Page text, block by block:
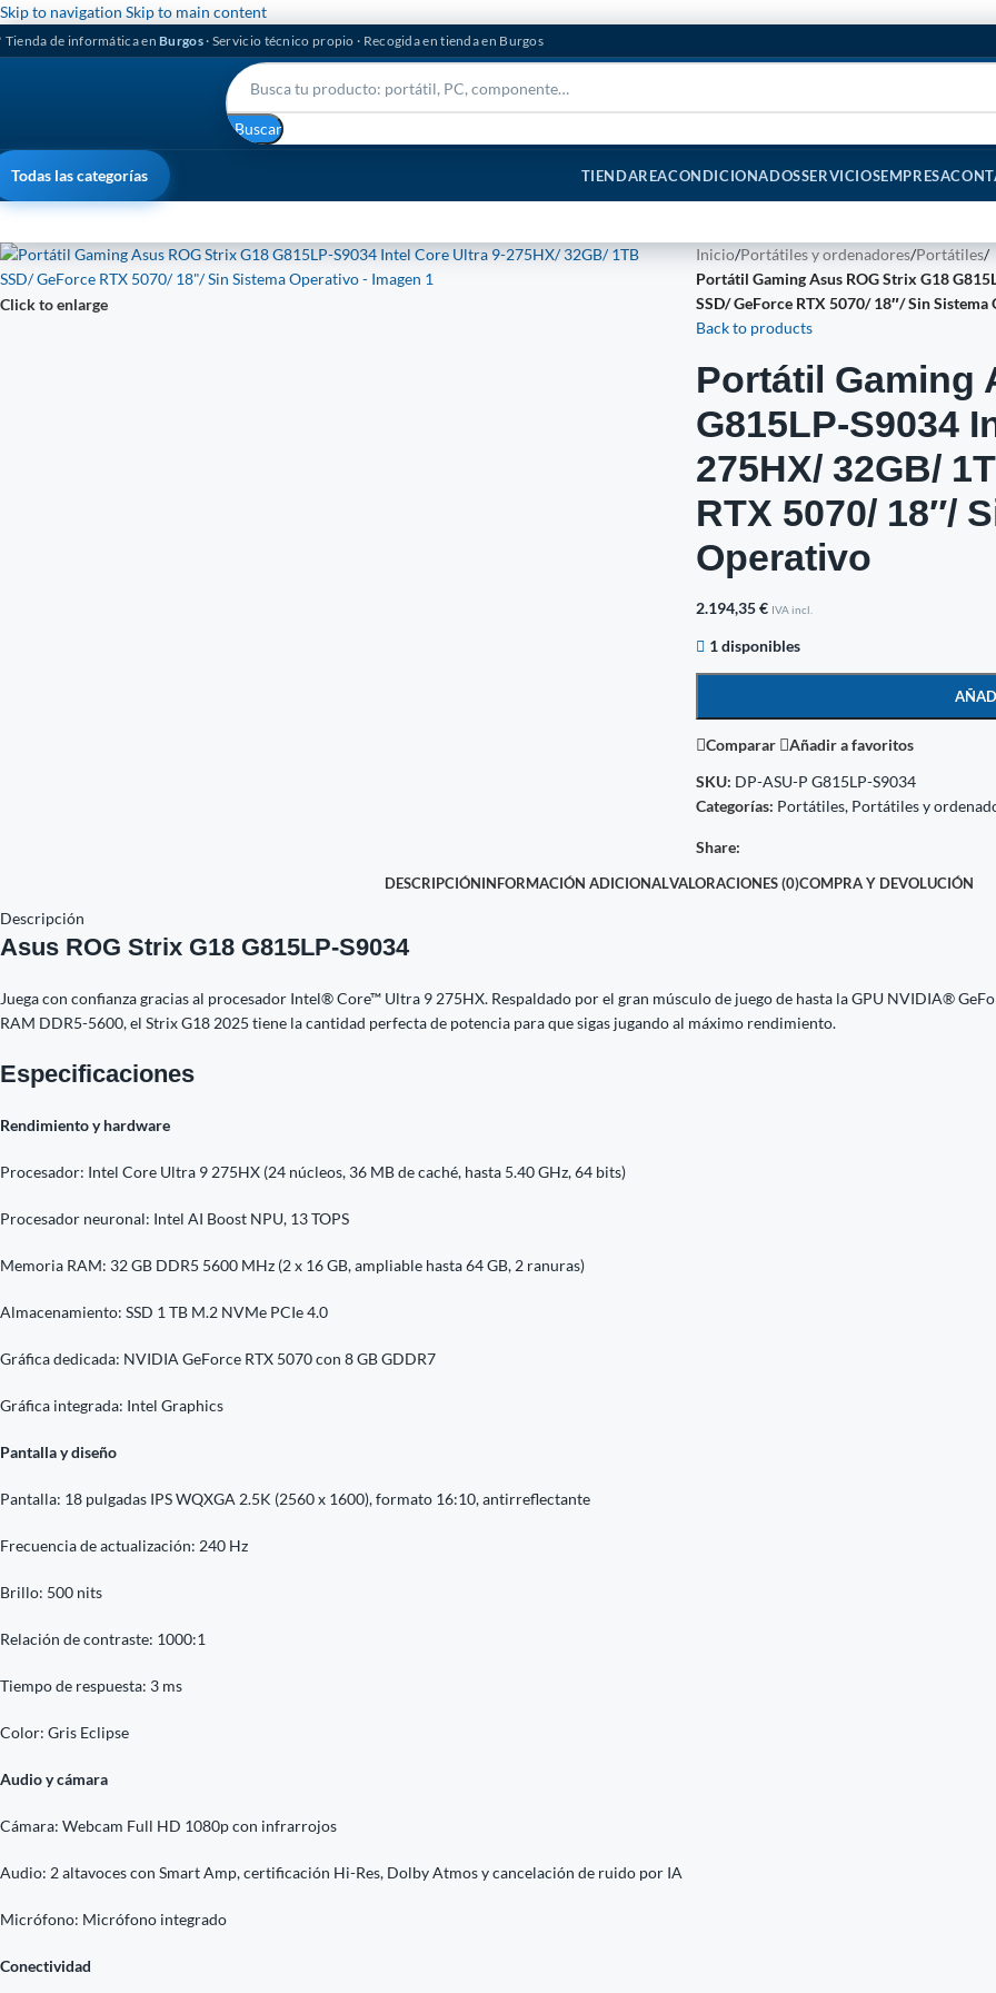
Skip to navigation Skip to main content
Tienda de informática en Burgos· Servicio técnico propio · Recogida en tienda en Burgos
Buscar
Todas las categorías TIENDAREACONDICIONADOSSERVICIOSEMPRESA
Click to enlarge
Inicio/Portátiles y ordenadores/Portátiles/
Portátil Gaming Asus ROG Strix G18
SSD/ GeForce RTX 5070/ 18″/ Sin Sistema
Back to products
Portátil Gaming
G815LP-S9034
275HX/ 32GB/
RTX 5070/ 18″/
Operativo
2.194,35€ IVA incl.
1 disponibles
Comparar
Añadir a favoritos
SKU: DP-ASU-P G815LP-S9034
Categorías: Portátiles, Portátiles y
Share:
DESCRIPCIÓNINFORMACIÓN ADICIONALVALORACIONES (0)COMPRA Y DEVOLUCIÓN
Descripción
Asus ROG Strix G18 G815LP-S9034
Juega con confianza gracias al procesador Intel® Core™ Ultra 9 275HX. Respaldado por el gran músculo de juego de hasta la GPU NVIDIA®
RAM DDR5-5600, el Strix G18 2025 tiene la cantidad perfecta de potencia para que sigas jugando al máximo rendimiento.
Especificaciones
Rendimiento y hardware
Procesador: Intel Core Ultra 9 275HX (24 núcleos, 36 MB de caché, hasta 5.40 GHz, 64 bits)
Procesador neuronal: Intel AI Boost NPU, 13 TOPS
Memoria RAM: 32 GB DDR5 5600 MHz (2 x 16 GB, ampliable hasta 64 GB, 2 ranuras)
Almacenamiento: SSD 1 TB M.2 NVMe PCIe 4.0
Gráfica dedicada: NVIDIA GeForce RTX 5070 con 8 GB GDDR7
Gráfica integrada: Intel Graphics
Pantalla y diseño
Pantalla: 18 pulgadas IPS WQXGA 2.5K (2560 x 1600), formato 16:10, antirreflectante
Frecuencia de actualización: 240 Hz
Brillo: 500 nits
Relación de contraste: 1000:1
Tiempo de respuesta: 3 ms
Color: Gris Eclipse
Audio y cámara
Cámara: Webcam Full HD 1080p con infrarrojos
Audio: 2 altavoces con Smart Amp, certificación Hi-Res, Dolby Atmos y cancelación de ruido por IA
Micrófono: Micrófono integrado
Conectividad